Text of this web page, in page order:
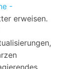
-
erweisen.